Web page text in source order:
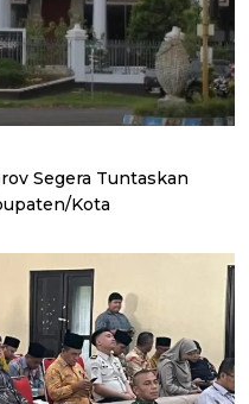
Segera Tuntaskan
Kota